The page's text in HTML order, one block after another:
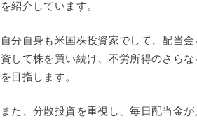
を紹介しています。
自分自身も米国株投資家でして、配当金
資して株を買い続け、不労所得のさらな
を目指します。
また、分散投資を重視し、毎日配当金が